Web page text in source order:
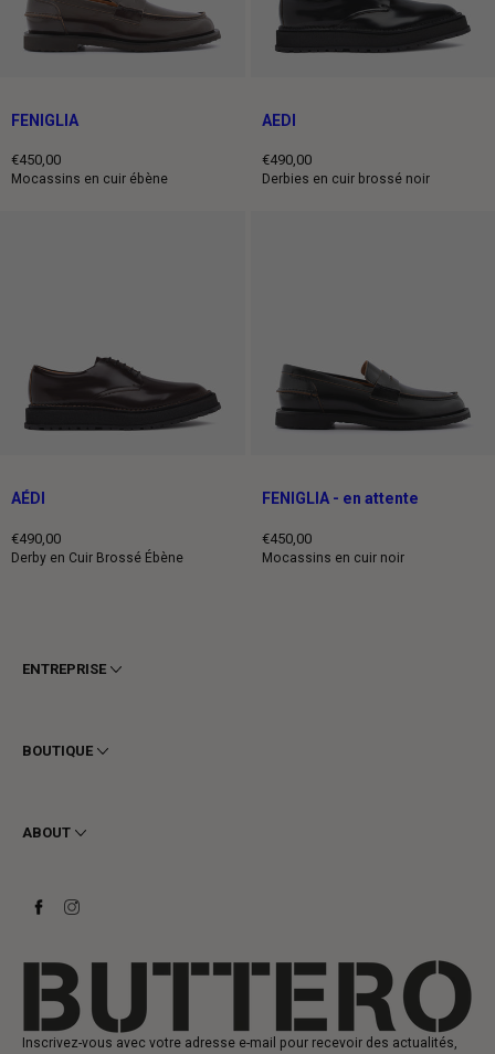
FENIGLIA
€450,00
Prix
Mocassins en cuir ébène
AEDI
€490,00
Prix
Derbies en cuir brossé noir
AÉDI
€490,00
Prix
Derby en Cuir Brossé Ébène
FENIGLIA - en attente
€450,00
Prix
Mocassins en cuir noir
ENTREPRISE
Confidentialité
Contact
BOUTIQUE
Femme
Baskets
ABOUT
Heritage
Inscrivez-vous avec votre adresse e-mail pour recevoir des actualités,